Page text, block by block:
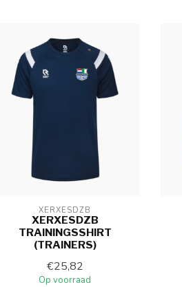
XERXESDZB
XERXESDZB
TRAININGSSHIRT
(TRAINERS)
€25,82
Op voorraad